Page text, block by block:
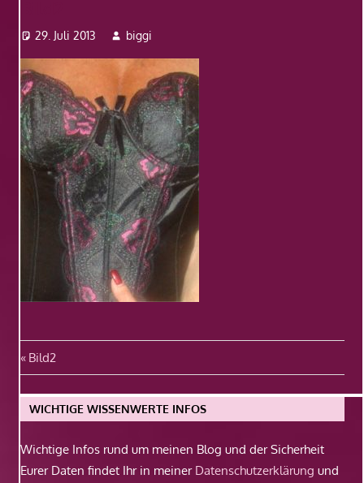
29. Juli 2013 biggi
Beitragsnavigation
Vorheriger
Beitrag:
Bild2
WICHTIGE WISSENWERTE INFOS
Wichtige Infos rund um meinen Blog und der Sicherheit
Eurer Daten findet Ihr in meiner Datenschutzerklärung und